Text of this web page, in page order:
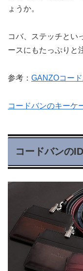
ょうか。
コバ、ステッチとい
ースにもたっぷりと
参考： GANZOコー
コードバンのキーケ
コードバンの